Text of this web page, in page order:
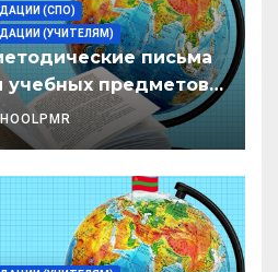
(СПО)
(УЧИТЕЛЯМ)
письма
учебных предметов/
на 2026/27 уч. год